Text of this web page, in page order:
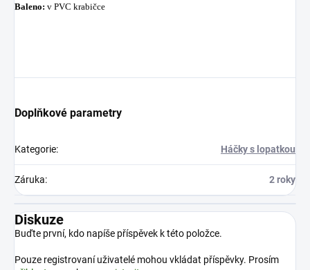
Baleno: v PVC krabičce
Doplňkové parametry
Kategorie: Háčky s lopatkou
Záruka: 2 roky
Diskuze
Buďte první, kdo napíše příspěvek k této položce.
Pouze registrovaní uživatelé mohou vkládat příspěvky. Prosím